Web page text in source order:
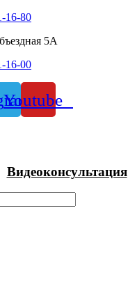
16-80
5А
16-00
Youtube
Видеоконсультация